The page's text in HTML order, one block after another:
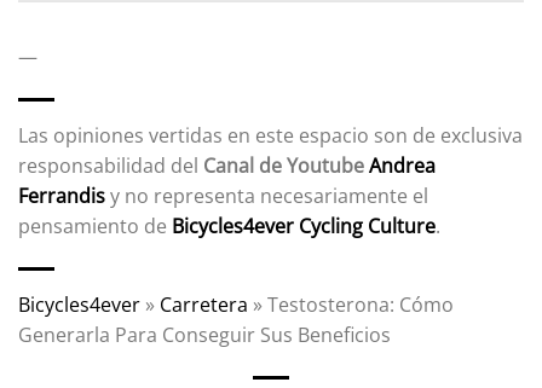
—
Las opiniones vertidas en este espacio son de exclusiva
responsabilidad del Canal de YoutubeAndrea
Ferrandisy no representa necesariamente el
pensamiento de Bicycles4ever Cycling Culture.
Bicycles4ever » Carretera »Testosterona: Cómo
Generarla Para Conseguir Sus Beneficios